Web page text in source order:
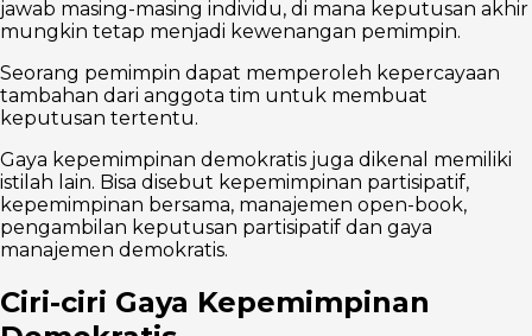
jawab masing-masing individu, di mana keputusan akhir
mungkin tetap menjadi kewenangan pemimpin.
Seorang pemimpin dapat memperoleh kepercayaan
tambahan dari anggota tim untuk membuat
keputusan tertentu.
Gaya kepemimpinan demokratis juga dikenal memiliki
istilah lain. Bisa disebut kepemimpinan partisipatif,
kepemimpinan bersama, manajemen open-book,
pengambilan keputusan partisipatif dan gaya
manajemen demokratis.
Ciri-ciri Gaya Kepemimpinan